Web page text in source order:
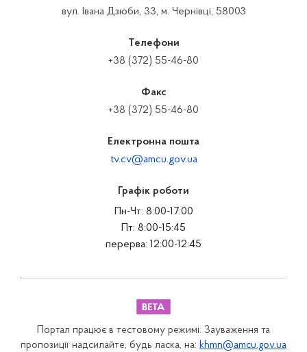
вул. Івана Дзюби, 33, м. Чернівці, 58003
Телефони
+38 (372) 55-46-80
Факс
+38 (372) 55-46-80
Електронна пошта
tv.cv@amcu.gov.ua
Графік роботи
Пн-Чт: 8:00-17:00
Пт: 8:00-15:45
перерва: 12:00-12:45
Портал працює в тестовому режимі. Зауваження та
пропозиції надсилайте, будь ласка, на: khmn@amcu.gov.ua